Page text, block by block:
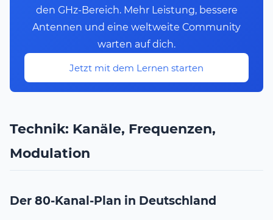
den GHz-Bereich. Mehr Leistung, bessere
Antennen und eine weltweite Community
warten auf dich.
Jetzt mit dem Lernen starten
Technik: Kanäle, Frequenzen,
Modulation
Der 80-Kanal-Plan in Deutschland